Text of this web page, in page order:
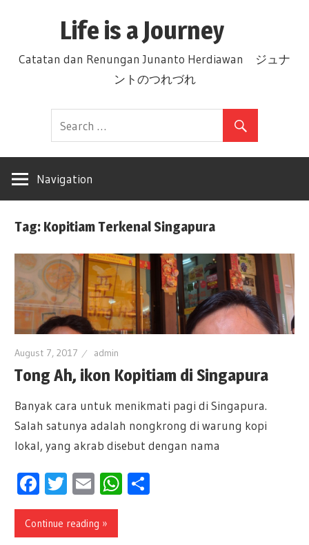
Life is a Journey
Catatan dan Renungan Junanto Herdiawan ジュナ
ントのつれづれ
Navigation
Tag: Kopitiam Terkenal Singapura
August 7, 2017 admin
Tong Ah, ikon Kopitiam di Singapura
Banyak cara untuk menikmati pagi di Singapura.
Salah satunya adalah nongkrong di warung kopi
lokal, yang akrab disebut dengan nama
Facebook
Twitter
EmailWhatsApp
Continue reading »